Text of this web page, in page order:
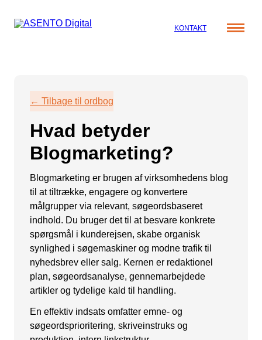
KONTAKT
ORGANIC SEARCH
SEO
GEO
Programmatic SEO
FÅ KORTLAGT DIN AI SYNLIGHED
PAID SOCIAL
Meta annoncering
Snapchat annoncering
Pinterest annoncering
Viden
Webinar
Whitepapers
Mød teamet
Nyhedsbrev
← Tilbage til ordbog
Hvad betyder
Blogmarketing?
Blogmarketing er brugen af virksomhedens blog
til at tiltrække, engagere og konvertere
målgrupper via relevant, søgeordsbaseret
indhold. Du bruger det til at besvare konkrete
spørgsmål i kunderejsen, skabe organisk
synlighed i søgemaskiner og modne trafik til
nyhedsbrev eller salg. Kernen er redaktionel
plan, søgeordsanalyse, gennemarbejdede
artikler og tydelige kald til handling.
En effektiv indsats omfatter emne- og
søgeordsprioritering, skriveinstruks og